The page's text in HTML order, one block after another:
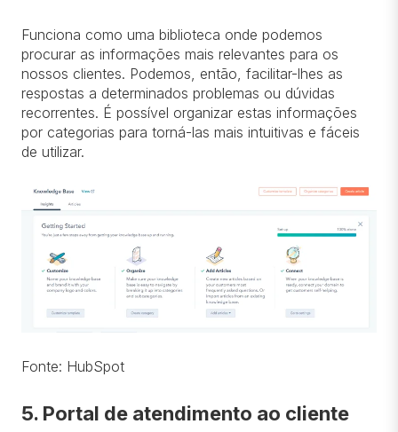
Funciona como uma biblioteca onde podemos
procurar as informações mais relevantes para os
nossos clientes. Podemos, então, facilitar-lhes as
respostas a determinados problemas ou dúvidas
recorrentes. É possível organizar estas informações
por categorias para torná-las mais intuitivas e fáceis
de utilizar.
Fonte: HubSpot
5. Portal de atendimento ao cliente